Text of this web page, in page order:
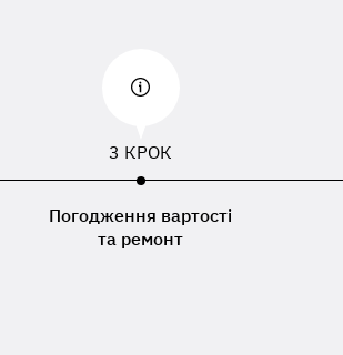
3 КРОК
Погодження вартості
та ремонт